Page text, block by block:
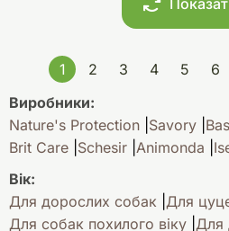
1 2 3 4 5 6
Виробники:
Nature's Protection Savory
Brit Care Schesir Animonda
Вік:
Для дорослих собак Для
Для собак похилого віку Для